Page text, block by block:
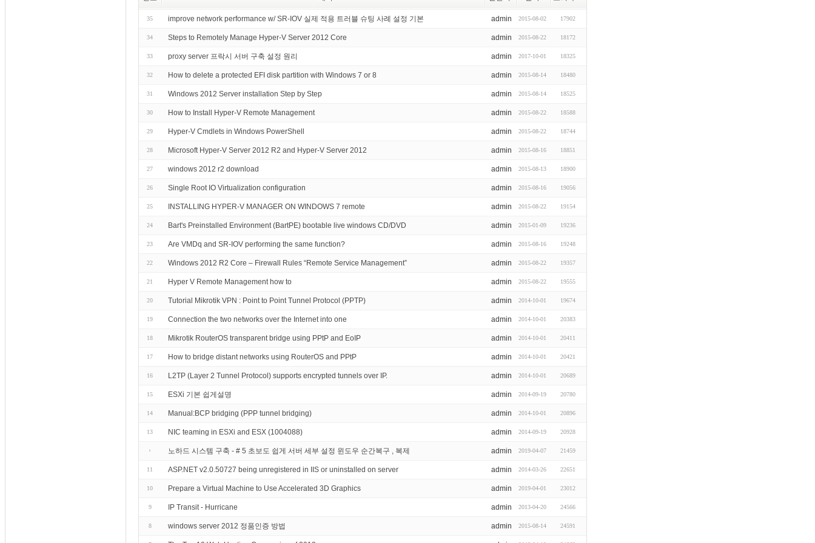
35 improve network performance w/ SR-IOV 실제 적용 트러블 슈팅 사례 설정 기본 admin 2015-08-02 17902
34 Steps to Remotely Manage Hyper-V Server 2012 Core admin 2015-08-22 18172
33 proxy server 프락시 서버 구축 설정 원리 admin 2017-10-01 18325
32 How to delete a protected EFI disk partition with Windows 7 or 8 admin 2015-08-14 18480
31 Windows 2012 Server installation Step by Step admin 2015-08-14 18525
30 How to Install Hyper-V Remote Management admin 2015-08-22 18588
29 Hyper-V Cmdlets in Windows PowerShell admin 2015-08-22 18744
28 Microsoft Hyper-V Server 2012 R2 and Hyper-V Server 2012 admin 2015-08-16 18851
27 windows 2012 r2 download admin 2015-08-13 18900
26 Single Root IO Virtualization configuration admin 2015-08-16 19056
25 INSTALLING HYPER-V MANAGER ON WINDOWS 7 remote admin 2015-08-22 19154
24 Bart's Preinstalled Environment (BartPE) bootable live windows CD/DVD admin 2015-01-09 19236
23 Are VMDq and SR-IOV performing the same function? admin 2015-08-16 19248
22 Windows 2012 R2 Core – Firewall Rules “Remote Service Management” admin 2015-08-22 19357
21 Hyper V Remote Management how to admin 2015-08-22 19555
20 Tutorial Mikrotik VPN : Point to Point Tunnel Protocol (PPTP) admin 2014-10-01 19674
19 Connection the two networks over the Internet into one admin 2014-10-01 20383
18 Mikrotik RouterOS transparent bridge using PPtP and EoIP admin 2014-10-01 20411
17 How to bridge distant networks using RouterOS and PPtP admin 2014-10-01 20421
16 L2TP (Layer 2 Tunnel Protocol) supports encrypted tunnels over IP. admin 2014-10-01 20689
15 ESXi 기본 쉽게설명 admin 2014-09-19 20780
14 Manual:BCP bridging (PPP tunnel bridging) admin 2014-10-01 20896
13 NIC teaming in ESXi and ESX (1004088) admin 2014-09-19 20928
노하드 시스템 구축 - # 5 초보도 쉽게 서버 세부 설정 윈도우 순간복구 , 복제 admin 2019-04-07 21459
11 ASP.NET v2.0.50727 being unregistered in IIS or uninstalled on server admin 2014-03-26 22651
10 Prepare a Virtual Machine to Use Accelerated 3D Graphics admin 2019-04-01 23012
9 IP Transit - Hurricane admin 2013-04-20 24566
8 windows server 2012 정품인증 방법 admin 2015-08-14 24591